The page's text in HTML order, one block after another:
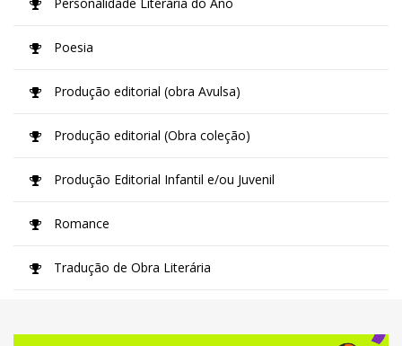
Poesia
Produção editorial (obra Avulsa)
Produção editorial (Obra coleção)
Produção Editorial Infantil e/ou Juvenil
Romance
Tradução de Obra Literária